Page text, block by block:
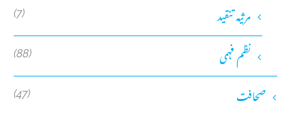
مرثیہ تنقید (7)
نظم فہمی (88)
صحافت (47)